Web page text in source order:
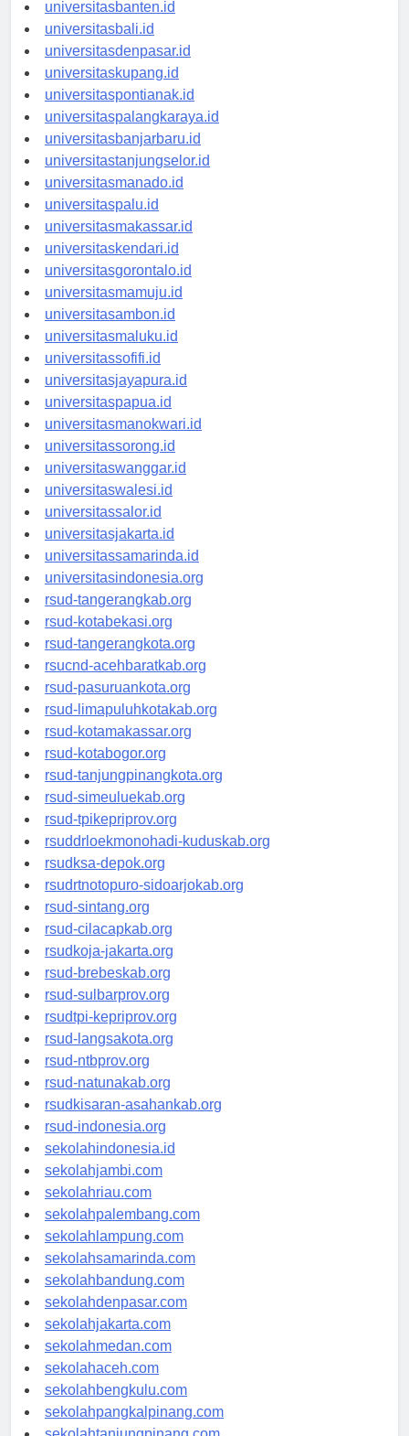
universitasbanten.id
universitasbali.id
universitasdenpasar.id
universitaskupang.id
universitaspontianak.id
universitaspalangkaraya.id
universitasbanjarbaru.id
universitastanjungselor.id
universitasmanado.id
universitaspalu.id
universitasmakassar.id
universitaskendari.id
universitasgorontalo.id
universitasmamuju.id
universitasambon.id
universitasmaluku.id
universitassofifi.id
universitasjayapura.id
universitaspapua.id
universitasmanokwari.id
universitassorong.id
universitaswanggar.id
universitaswalesi.id
universitassalor.id
universitasjakarta.id
universitassamarinda.id
universitasindonesia.org
rsud-tangerangkab.org
rsud-kotabekasi.org
rsud-tangerangkota.org
rsucnd-acehbaratkab.org
rsud-pasuruankota.org
rsud-limapuluhkotakab.org
rsud-kotamakassar.org
rsud-kotabogor.org
rsud-tanjungpinangkota.org
rsud-simeuluekab.org
rsud-tpikepriprov.org
rsuddrloekmonohadi-kuduskab.org
rsudksa-depok.org
rsudrtnotopuro-sidoarjokab.org
rsud-sintang.org
rsud-cilacapkab.org
rsudkoja-jakarta.org
rsud-brebeskab.org
rsud-sulbarprov.org
rsudtpi-kepriprov.org
rsud-langsakota.org
rsud-ntbprov.org
rsud-natunakab.org
rsudkisaran-asahankab.org
rsud-indonesia.org
sekolahindonesia.id
sekolahjambi.com
sekolahriau.com
sekolahpalembang.com
sekolahlampung.com
sekolahsamarinda.com
sekolahbandung.com
sekolahdenpasar.com
sekolahjakarta.com
sekolahmedan.com
sekolahaceh.com
sekolahbengkulu.com
sekolahpangkalpinang.com